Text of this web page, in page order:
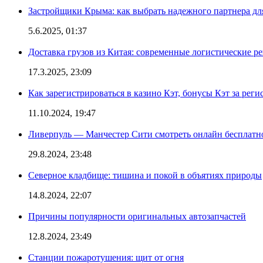
Застройщики Крыма: как выбрать надежного партнера
5.6.2025, 01:37
Доставка грузов из Китая: современные логистические
17.3.2025, 23:09
Как зарегистрироваться в казино Кэт, бонусы Кэт за
11.10.2024, 19:47
Ливерпуль — Манчестер Сити смотреть онлайн
29.8.2024, 23:48
Северное кладбище: тишина и покой в объятиях природы
14.8.2024, 22:07
Причины популярности оригинальных автозапчастей
12.8.2024, 23:49
Станции пожаротушения: щит от огня